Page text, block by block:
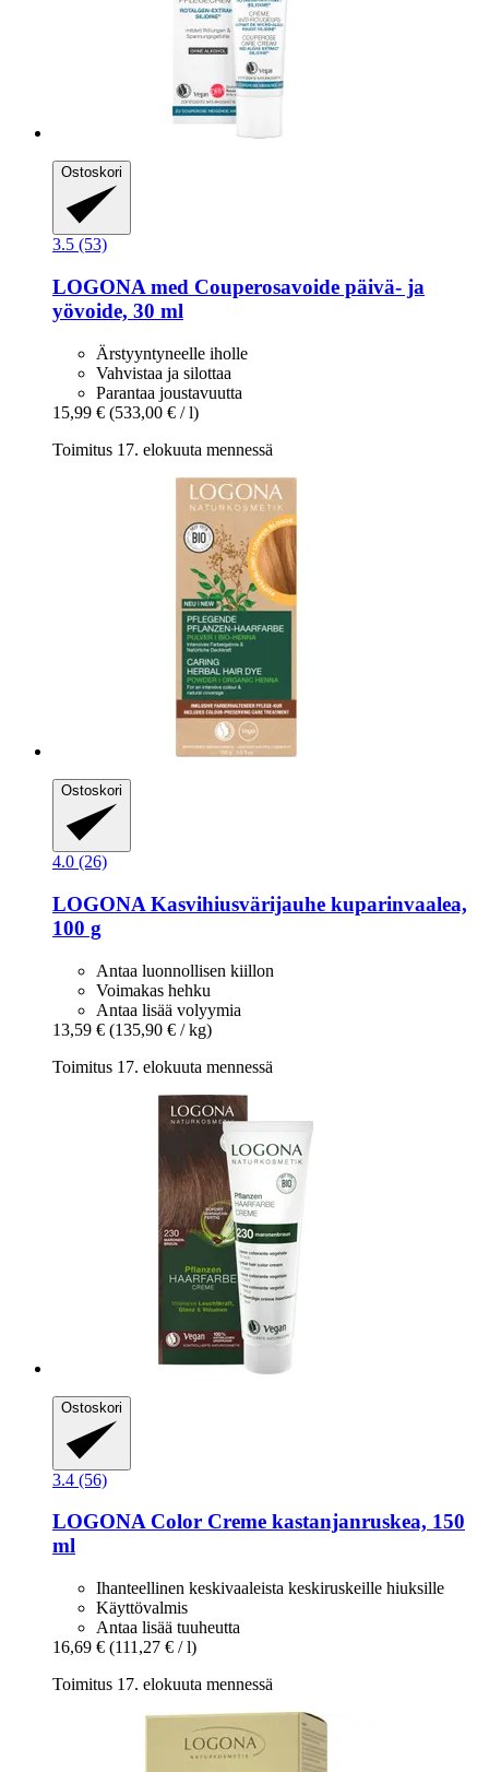
Ostoskori
3.5 (53)
LOGONA med Couperosavoide päivä-​ ja
yövoide, 30 ml
Ärstyyntyneelle iholle
Vahvistaa ja silottaa
Parantaa joustavuutta
15,99 € (533,00 € / l)
Toimitus 17. elokuuta mennessä
Ostoskori
4.0 (26)
LOGONA Kasvihiusvärijauhe kuparinvaalea,
100 g
Antaa luonnollisen kiillon
Voimakas hehku
Antaa lisää volyymia
13,59 € (135,90 € / kg)
Toimitus 17. elokuuta mennessä
Ostoskori
3.4 (56)
LOGONAColor Creme kastanjanruskea, 150
ml
Ihanteellinen keskivaaleista keskiruskeille hiuksille
Käyttövalmis
Antaa lisää tuuheutta
16,69 € (111,27 € / l)
Toimitus 17. elokuuta mennessä